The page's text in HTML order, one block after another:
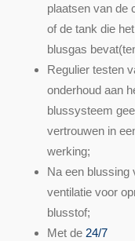
plaatsen van de
of de tank die het
blusgas
Regulier testen
onderhoud aan
blussysteem
vertrouwen in
werking;
Na een blussing
ventilatie voor
blusstof;
Met de 24/7